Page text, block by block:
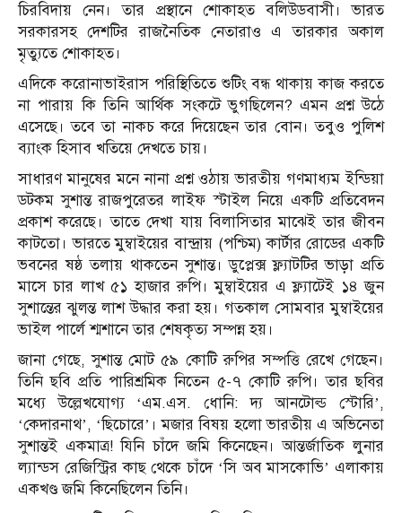
চিরবিদায় নেন। তার প্রস্থানে শোকাহত বলিউডবাসী। ভারত
সরকারসহ দেশটির রাজনৈতিক নেতারাও এ তারকার অকাল
মৃত্যুতে শোকাহত।
এদিকে করোনাভাইরাস পরিস্থিতিতে শুটিং বন্ধ থাকায় কাজ করতে
না পারায় কি তিনি আর্থিক সংকটে ভুগছিলেন? এমন প্রশ্ন উঠে
এসেছে। তবে তা নাকচ করে দিয়েছেন তার বোন। তবুও পুলিশ
ব্যাংক হিসাব খতিয়ে দেখতে চায়।
সাধারণ মানুষের মনে নানা প্রশ্ন ওঠায় ভারতীয় গণমাধ্যম ইন্ডিয়া
ডটকম সুশান্ত রাজপুরেতর লাইফ স্টাইল নিয়ে একটি প্রতিবেদন
প্রকাশ করেছে। তাতে দেখা যায় বিলাসিতার মাঝেই তার জীবন
কাটতো। ভারতে মুম্বাইয়ের বান্দ্রায় (পশ্চিম) কার্টার রোডের একটি
ভবনের ষষ্ঠ তলায় থাকতেন সুশান্ত। ডুপ্লেক্স ফ্ল্যাটটির ভাড়া প্রতি
মাসে চার লাখ ৫১ হাজার রুপি। মুম্বাইয়ের এ ফ্ল্যাটেই ১৪ জুন
সুশান্তের ঝুলন্ত লাশ উদ্ধার করা হয়। গতকাল সোমবার মুম্বাইয়ের
ভাইল পার্লে শ্মশানে তার শেষকৃত্য সম্পন্ন হয়।
জানা গেছে, সুশান্ত মোট ৫৯ কোটি রুপির সম্পত্তি রেখে গেছেন।
তিনি ছবি প্রতি পারিশ্রমিক নিতেন ৫-৭ কোটি রুপি। তার ছবির
মধ্যে উল্লেখযোগ্য ‘এম.এস. ধোনি: দ্য আনটোল্ড স্টোরি’,
‘কেদারনাথ’, ‘ছিচোরে’। মজার বিষয় হলো ভারতীয় এ অভিনেতা
সুশান্তই একমাত্র! যিনি চাঁদে জমি কিনেছেন। আন্তর্জাতিক লুনার
ল্যান্ডস রেজিস্ট্রির কাছ থেকে চাঁদে ‘সি অব মাসকোভি’ এলাকায়
একখণ্ড জমি কিনেছিলেন তিনি।